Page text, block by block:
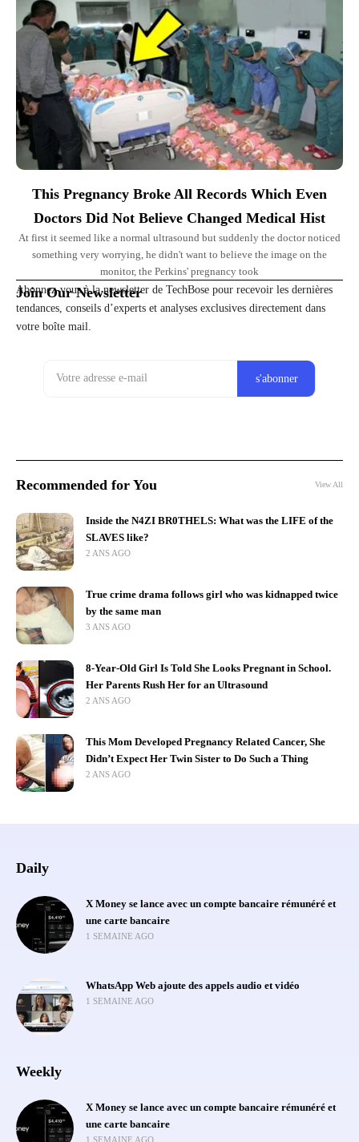
This Pregnancy Broke All Records Which Even
Doctors Did Not Believe Changed Medical Hist
At first it seemed like a normal ultrasound but suddenly the doctor noticed
something very worrying, he didn't want to believe the image on the
monitor, the Perkins' pregnancy took
Join Our Newsletter
Abonnez-vous à la newsletter de TechBose pour recevoir les dernières
tendances, conseils d’experts et analyses exclusives directement dans
votre boîte mail.
Recommended for You View All
Inside the N4ZI BR0THELS: What was the LIFE of the
SLAVES like?
2 ANS AGO
True crime drama follows girl who was kidnapped twice
by the same man
3 ANS AGO
8-Year-Old Girl Is Told She Looks Pregnant in School.
Her Parents Rush Her for an Ultrasound
2 ANS AGO
This Mom Developed Pregnancy Related Cancer, She
Didn’t Expect Her Twin Sister to Do Such a Thing
2 ANS AGO
Daily
X Money se lance avec un compte bancaire rémunéré et
une carte bancaire
1 SEMAINE AGO
WhatsApp Web ajoute des appels audio et vidéo
1 SEMAINE AGO
Weekly
X Money se lance avec un compte bancaire rémunéré et
une carte bancaire
1 SEMAINE AGO